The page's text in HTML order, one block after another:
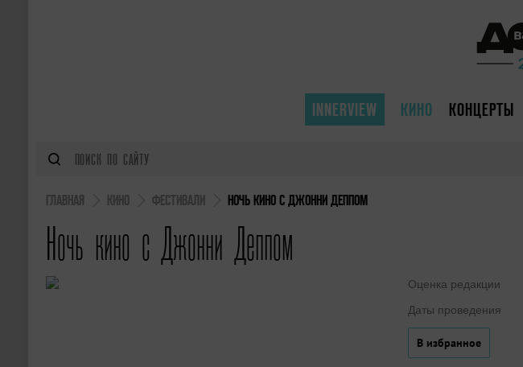
INNERVIEW КИНО КОНЦЕРТЫ
ГЛАВНАЯ КИНО ФЕСТИВАЛИ НОЧЬ КИНО С ДЖОННИ ДЕППОМ
Ночь кино с Джонни Деппом
Оценка редакции
Даты проведения
В избранное